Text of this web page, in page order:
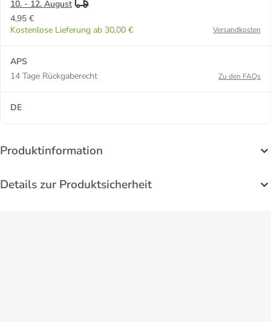
10. - 12. August
4,95 €
Kostenlose Lieferung ab 30,00 €
Versandkosten
APS
14 Tage Rückgaberecht
Zu den FAQs
DE
Produktinformation
Details zur Produktsicherheit